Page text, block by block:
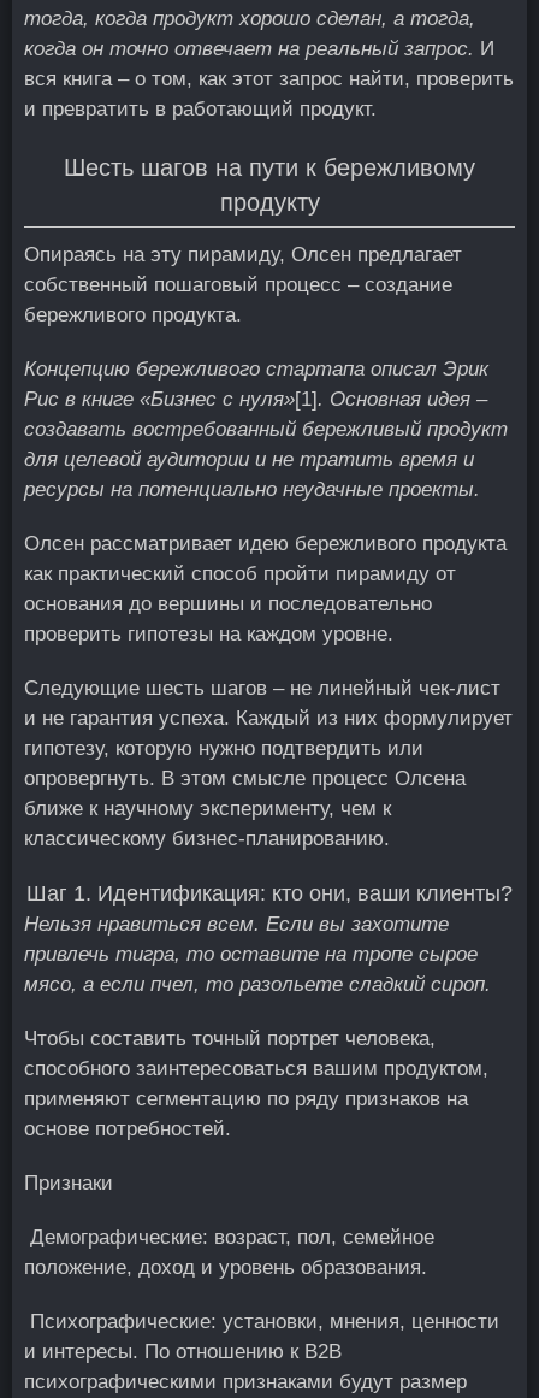
тогда, когда продукт хорошо сделан, а тогда,
когда он точно отвечает на реальный запрос. И
вся книга – о том, как этот запрос найти, проверить
и превратить в работающий продукт.
Шесть шагов на пути к бережливому
продукту
Опираясь на эту пирамиду, Олсен предлагает
собственный пошаговый процесс – создание
бережливого продукта.
Концепцию бережливого стартапа описал Эрик
Рис в книге «Бизнес с нуля»[1]. Основная идея –
создавать востребованный бережливый продукт
для целевой аудитории и не тратить время и
ресурсы на потенциально неудачные проекты.
Олсен рассматривает идею бережливого продукта
как практический способ пройти пирамиду от
основания до вершины и последовательно
проверить гипотезы на каждом уровне.
Следующие шесть шагов – не линейный чек-лист
и не гарантия успеха. Каждый из них формулирует
гипотезу, которую нужно подтвердить или
опровергнуть. В этом смысле процесс Олсена
ближе к научному эксперименту, чем к
классическому бизнес-планированию.
Шаг 1. Идентификация: кто они, ваши клиенты?
Нельзя нравиться всем. Если вы захотите
привлечь тигра, то оставите на тропе сырое
мясо, а если пчел, то разольете сладкий сироп.
Чтобы составить точный портрет человека,
способного заинтересоваться вашим продуктом,
применяют сегментацию по ряду признаков на
основе потребностей.
Признаки
Демографические: возраст, пол, семейное
положение, доход и уровень образования.
Психографические: установки, мнения, ценности
и интересы. По отношению к B2B
психографическими признаками будут размер